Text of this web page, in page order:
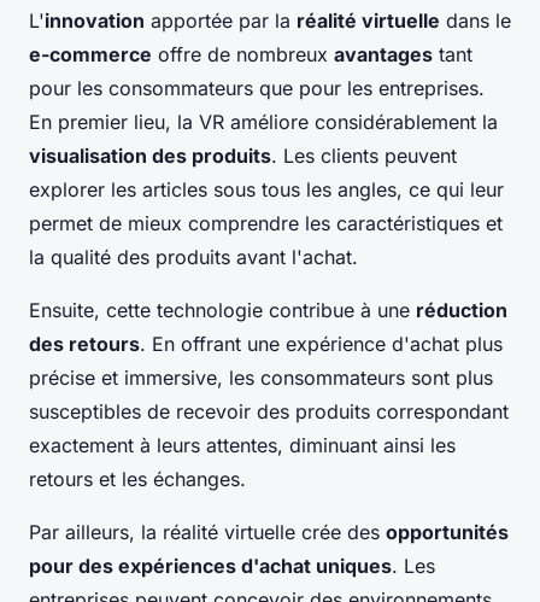
L'innovation apportée par la réalité virtuelle dans le
e-commerce offre de nombreux avantages tant
pour les consommateurs que pour les entreprises.
En premier lieu, la VR améliore considérablement la
visualisation des produits. Les clients peuvent
explorer les articles sous tous les angles, ce qui leur
permet de mieux comprendre les caractéristiques et
la qualité des produits avant l'achat.
Ensuite, cette technologie contribue à une réduction
des retours. En offrant une expérience d'achat plus
précise et immersive, les consommateurs sont plus
susceptibles de recevoir des produits correspondant
exactement à leurs attentes, diminuant ainsi les
retours et les échanges.
Par ailleurs, la réalité virtuelle crée des opportunités
pour des expériences d'achat uniques. Les